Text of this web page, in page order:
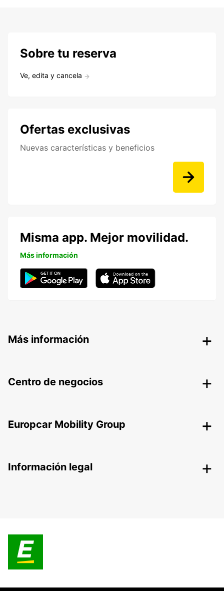
Sobre tu reserva
Ve, edita y cancela
Ofertas exclusivas
Nuevas características y beneficios
Misma app. Mejor movilidad.
Más información
Más información
Centro de negocios
Europcar Mobility Group
Información legal